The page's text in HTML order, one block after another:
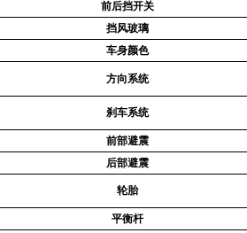
前后挡开关
挡风玻璃
车身颜色
方向系统
刹车系统
前部避震
后部避震
轮胎
平衡杆